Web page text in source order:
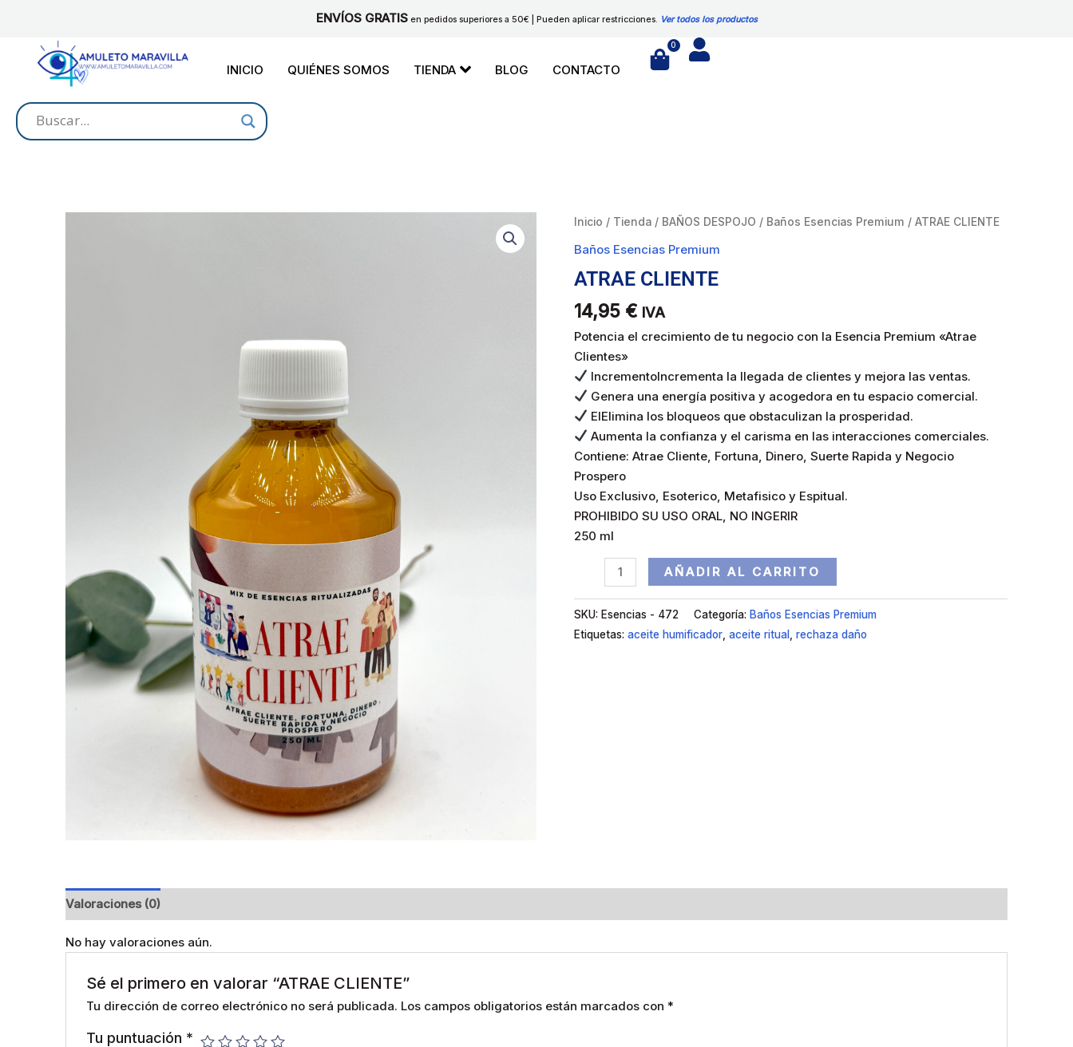
contenido
ENVÍOS GRATISen pedidos superiores a 50€ | Pueden aplicar restricciones. Ver todos los productos
INICIO QUIÉNES SOMOS TIENDA BLOG CONTACTO
0
Cart
Inicio / Tienda / BAÑOS DESPOJO / Baños Esencias Premium / ATRAE CLIENTE
Baños Esencias Premium
ATRAE CLIENTE
14,95 € IVA
Potencia el crecimiento de tu negocio con la Esencia Premium «Atrae
Clientes»
IncrementoIncrementa la llegada de clientes y mejora las ventas.
Genera una energía positiva y acogedora en tu espacio comercial.
ElElimina los bloqueos que obstaculizan la prosperidad.
Aumenta la confianza y el carisma en las interacciones comerciales.
Contiene: Atrae Cliente, Fortuna, Dinero, Suerte Rapida y Negocio
Prospero
Uso Exclusivo, Esoterico, Metafisico y Espitual.
PROHIBIDO SU USO ORAL, NO INGERIR
250 ml
ATRAE
CLIENTE
AÑADIR AL CARRITO
SKU:Esencias - 472 Categoría:Baños Esencias Premium
Etiquetas:aceite humificador ,aceite ritual ,rechaza daño
Valoraciones (0)
No hay valoraciones aún.
Sé el primero en valorar “ATRAE CLIENTE”
Tu dirección de correo electrónico no será publicada. Los campos obligatorios están marcados con*
Tu puntuación *